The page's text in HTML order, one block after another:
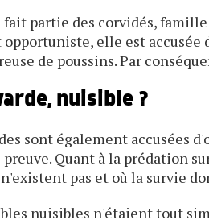
fait partie des corvidés,
elle est accusée
de poussins. Par
nuisible ?
sont également accusées
Quant à la prédation
pas et où la survie
nuisibles n'étaient tout